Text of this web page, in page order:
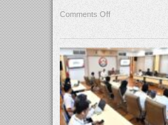
Comments Off